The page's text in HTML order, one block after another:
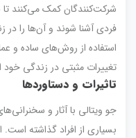
شرکت‌کنندگان کمک می‌کنند
فردی آشنا شوند و آن‌ها را در
استفاده از روش‌های ساده و
تغییرات مثبتی در زندگی خود
تاثیرات و دستاوردها
جو ویتالی با آثار و
بسیاری از افراد گذاشته است.